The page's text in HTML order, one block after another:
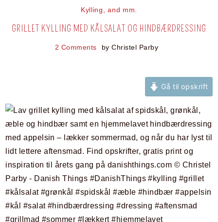
Kylling, and mm.
GRILLET KYLLING MED KÅLSALAT OG HINDBÆRDRESSING
2 Comments byChristel Parby
Gå til opskrift